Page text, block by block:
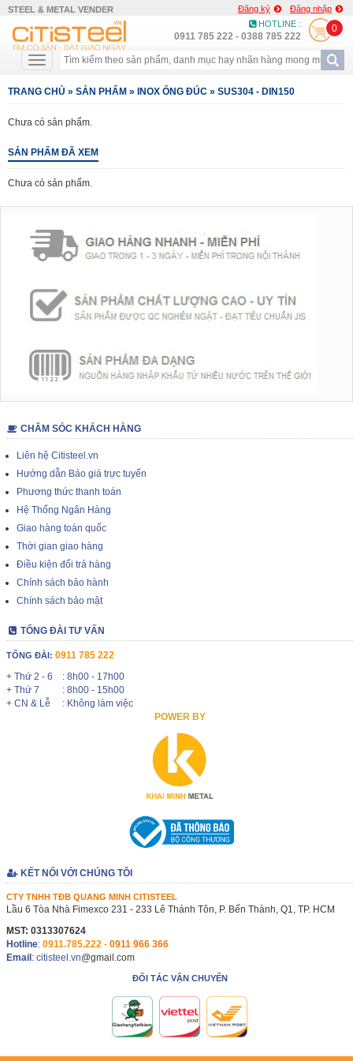
STEEL & METAL VENDER Đăng ký
Đăng nhập
HOTLINE :
0911 785 222 - 0388 785 222
0
TRANG CHỦ » SẢN PHẨM » INOX ỐNG ĐÚC » SUS304 - DIN150
Chưa có sản phẩm.
SẢN PHẨM ĐÃ XEM
Chưa có sản phẩm.
CHĂM SÓC KHÁCH HÀNG
Liên hệ Citisteel.vn
Hướng dẫn Báo giá trực tuyến
Phương thức thanh toán
Hệ Thống Ngân Hàng
Giao hàng toàn quốc
Thời gian giao hàng
Điều kiện đổi trả hàng
Chính sách bảo hành
Chính sách bảo mật
TỔNG ĐÀI TƯ VẤN
TỔNG ĐÀI: 0911 785 222
+ Thứ 2 - 6
: 8h00 - 17h00
+ Thứ 7
: 8h00 - 15h00
+ CN & Lễ
: Không làm việc
POWER BY
KẾT NỐI VỚI CHÚNG TÔI
CTY TNHH TĐB QUANG MINH CITISTEEL
Lầu 6 Tòa Nhà Fimexco 231 - 233 Lê Thánh Tôn, P. Bến Thành, Q1, TP. HCM
MST: 0313307624
Hotline: 0911.785.222 - 0911 966 366
Email: citisteel.vn@gmail.com
ĐỐI TÁC VẬN CHUYỂN